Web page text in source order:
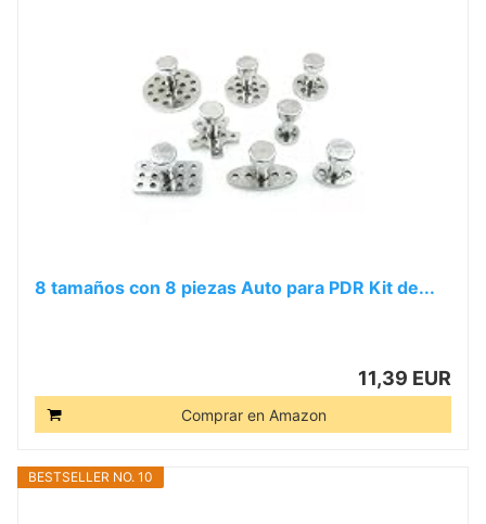
8 tamaños con 8 piezas Auto para PDR Kit de...
11,39 EUR
Comprar en Amazon
BESTSELLER NO. 10